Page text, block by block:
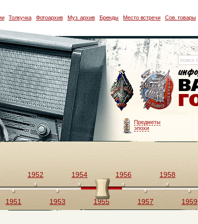
Толкучка Фотоархив Муз. архив Бренды Место встречи Сов. товары
Предметы
эпохи
1951
1952
1953
1954
1955
1956
1957
1958
1959